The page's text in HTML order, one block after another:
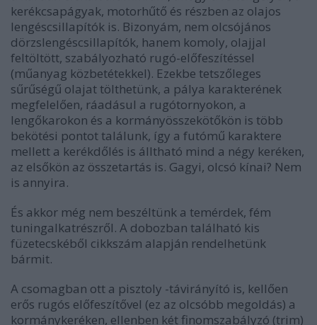
kerékcsapágyak, motorhűtő és részben az olajos
lengéscsillapítók is. Bizonyám, nem olcsójános
dörzslengéscsillapítók, hanem komoly, olajjal
feltöltött, szabályozható rugó-előfeszítéssel
(műanyag közbetétekkel). Ezekbe tetszőleges
sűrűségű olajat tölthetünk, a pálya karakterének
megfelelően, ráadásul a rugótornyokon, a
lengőkarokon és a kormányösszekötőkön is több
bekötési pontot találunk, így a futómű karaktere
mellett a kerékdőlés is álltható mind a négy keréken,
az elsőkön az összetartás is. Gagyi, olcsó kínai? Nem
is annyira.
És akkor még nem beszéltünk a temérdek, fém
tuningalkatrészről. A dobozban található kis
füzetecskéből cikkszám alapján rendelhetünk
bármit.
A csomagban ott a pisztoly -távirányító is, kellően
erős rugós előfeszítővel (ez az olcsóbb megoldás) a
kormánykeréken, ellenben két finomszabályzó (trim)